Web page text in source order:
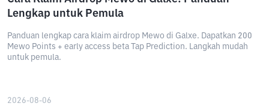
Lengkap untuk Pemula
Panduan lengkap cara klaim airdrop Mewo di Galxe. Dapatkan 200
Mewo Points + early access beta Tap Prediction. Langkah mudah
untuk pemula.
2026-08-06